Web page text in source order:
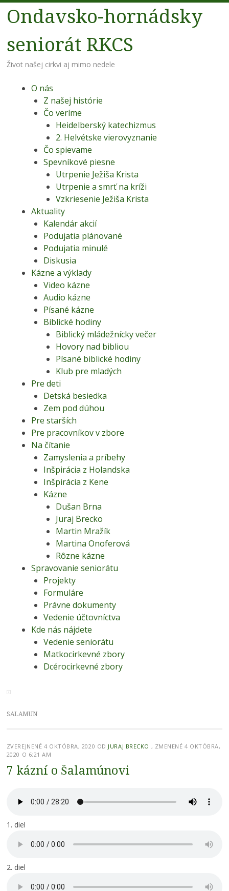
Ondavsko-hornádsky
seniorát RKCS
Život našej cirkvi aj mimo nedele
Menu
Preskoč na obsah
O nás
Z našej histórie
Čo veríme
Heidelberský katechizmus
2. Helvétske vierovyznanie
Čo spievame
Spevníkové piesne
Utrpenie Ježiša Krista
Utrpenie a smrť na kríži
Vzkriesenie Ježiša Krista
Aktuality
Kalendár akcií
Podujatia plánované
Podujatia minulé
Diskusia
Kázne a výklady
Video kázne
Audio kázne
Písané kázne
Biblické hodiny
Biblický mládežnícky večer
Hovory nad bibliou
Písané biblické hodiny
Klub pre mladých
Pre deti
Detská besiedka
Zem pod dúhou
Pre starších
Pre pracovníkov v zbore
Na čítanie
Zamyslenia a príbehy
Inšpirácia z Holandska
Inšpirácia z Kene
Kázne
Dušan Brna
Juraj Brecko
Martin Mražík
Martina Onoferová
Rôzne kázne
Spravovanie seniorátu
Projekty
Formuláre
Právne dokumenty
Vedenie účtovníctva
Kde nás nájdete
Vedenie seniorátu
Matkocirkevné zbory
Dcérocirkevné zbory
SALAMUN
ZVEREJNENÉ 4 OKTÓBRA, 2020 OD JURAJ BRECKO , ZMENENÉ 4 OKTÓBRA,
2020 O 6:21 AM
7 kázní o Šalamúnovi
1. diel
2. diel